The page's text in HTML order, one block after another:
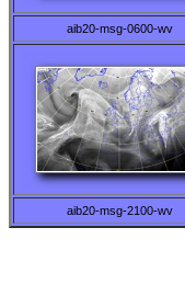
aib20-msg-0600-wv
aib20-msg-2100-wv